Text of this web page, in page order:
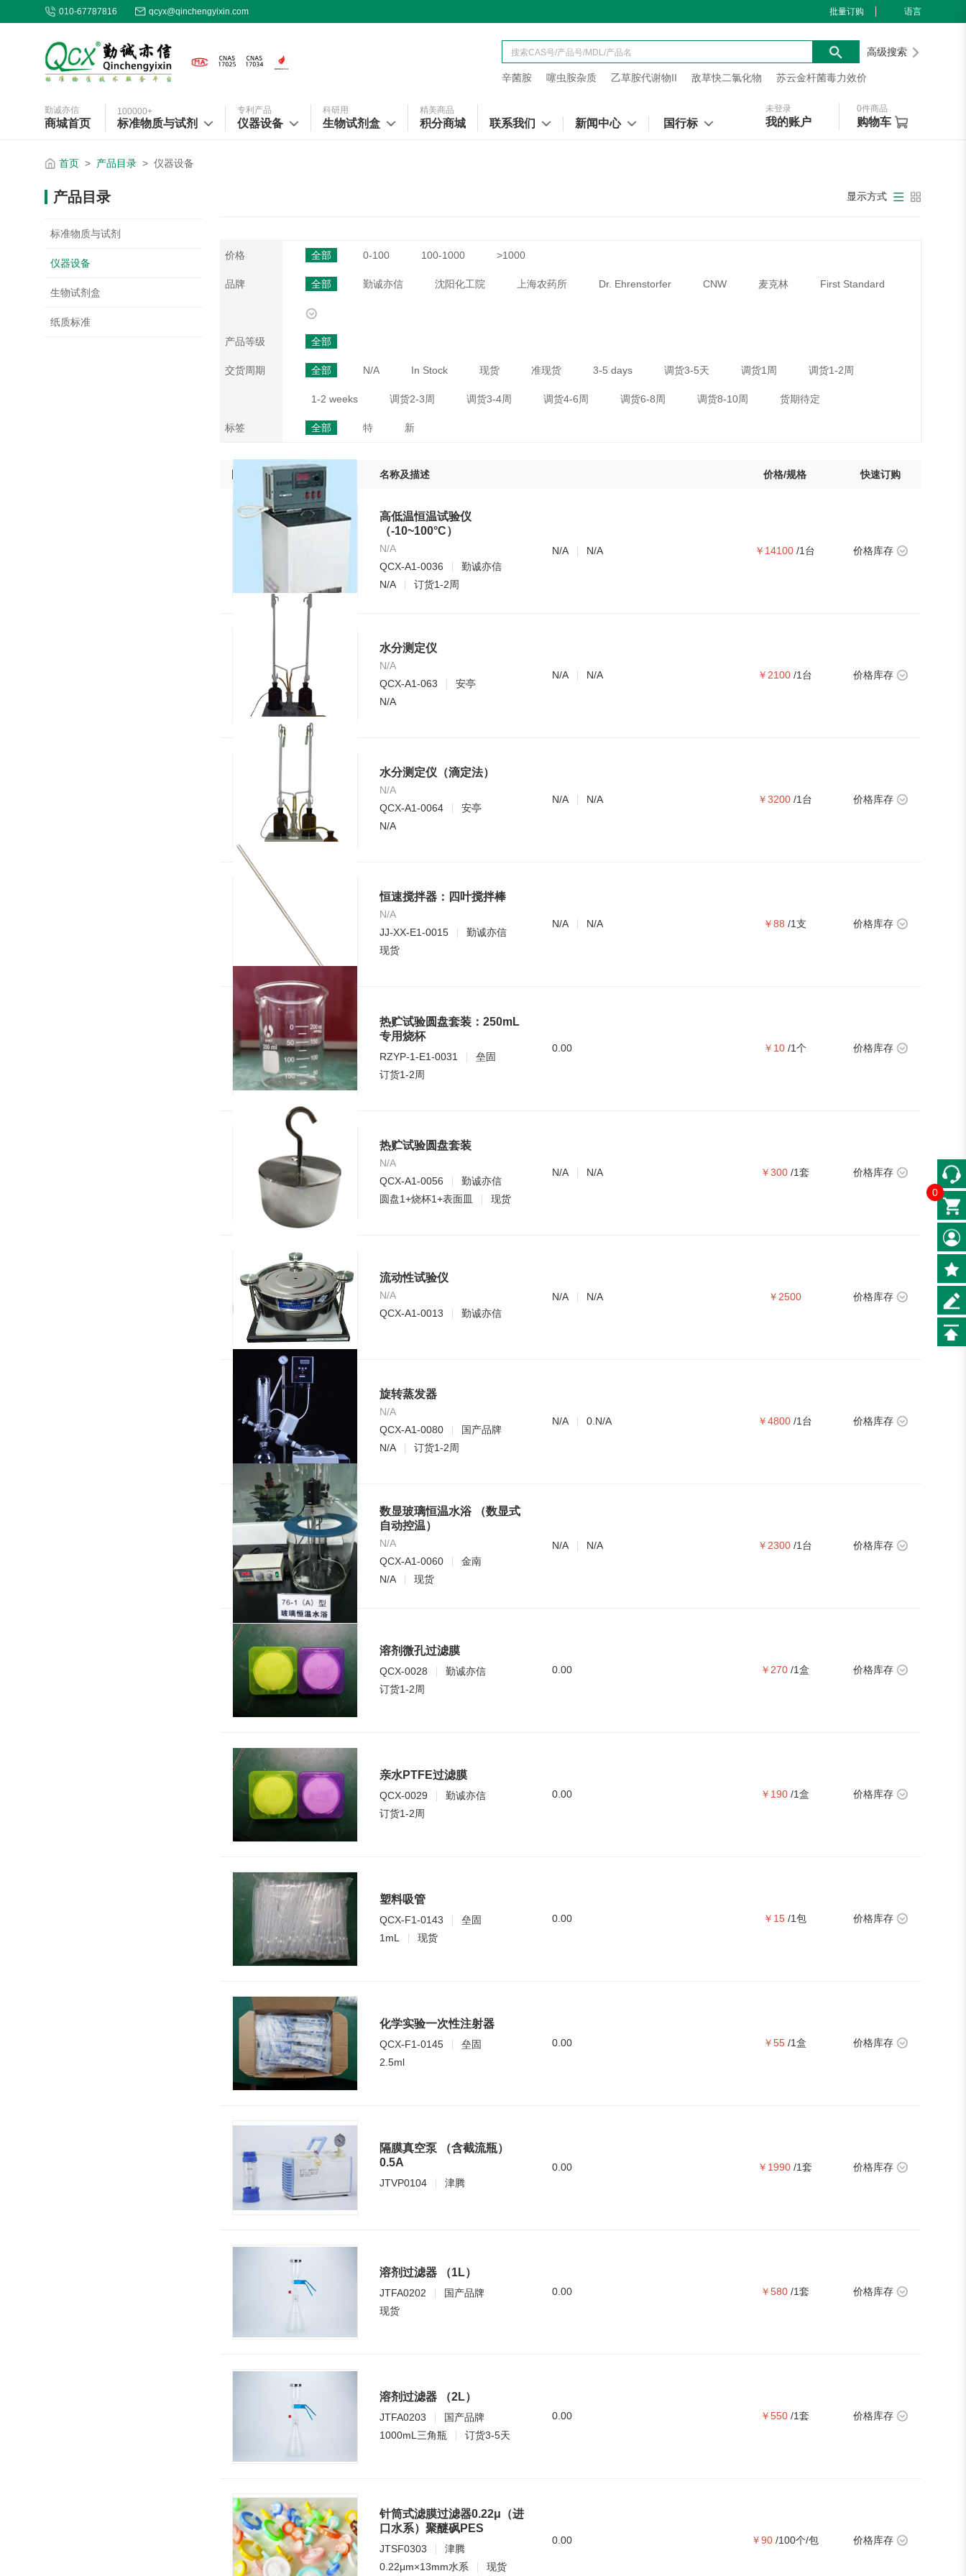
010-67787816 qcyx@qinchengyixin.com 批量订购 语言
高级搜索
辛菌胺 噻虫胺杂质 乙草胺代谢物II 敌草快二氯化物 苏云金杆菌毒力效价
勤诚亦信
商城首页
100000+
标准物质与试剂
专利产品
仪器设备
科研用
生物试剂盒
精美商品
积分商城 联系我们 新闻中心 国行标
未登录
我的账户
0件商品
购物车
首页 > 产品目录 > 仪器设备
产品目录
标准物质与试剂
仪器设备
生物试剂盒
纸质标准
显示方式
价格 全部 0-100 100-1000 >1000
品牌 全部 勤诚亦信 沈阳化工院 上海农药所 Dr. Ehrenstorfer CNW 麦克林 First Standard
产品等级 全部
交货周期 全部 N/A In Stock 现货 准现货 3-5 days 调货3-5天 调货1周 调货1-2周
1-2 weeks 调货2-3周 调货3-4周 调货4-6周 调货6-8周 调货8-10周 货期待定
标签 全部 特 新
名称及描述 价格/规格 快速订购
高低温恒温试验仪
（-10~100°C）
N/A
QCX-A1-0036
勤诚亦信
N/A
订货1-2周
N/A N/A ￥14100 /1台 价格库存
水分测定仪
N/A
QCX-A1-063
安亭
N/A
N/A N/A ￥2100 /1台 价格库存
水分测定仪（滴定法）
N/A
QCX-A1-0064
安亭
N/A
N/A N/A ￥3200 /1台 价格库存
恒速搅拌器：四叶搅拌棒
N/A
JJ-XX-E1-0015
勤诚亦信
现货
N/A N/A ￥88 /1支 价格库存
热贮试验圆盘套装：250mL
专用烧杯
RZYP-1-E1-0031
垒固
订货1-2周
0.00 ￥10 /1个 价格库存
热贮试验圆盘套装
N/A
QCX-A1-0056
勤诚亦信
圆盘1+烧杯1+表面皿
现货
N/A N/A ￥300 /1套 价格库存
流动性试验仪
N/A
QCX-A1-0013
勤诚亦信
N/A N/A ￥2500 价格库存
旋转蒸发器
N/A
QCX-A1-0080
国产品牌
N/A
订货1-2周
N/A 0.N/A ￥4800 /1台 价格库存
数显玻璃恒温水浴 （数显式
自动控温）
N/A
QCX-A1-0060
金南
N/A
现货
N/A N/A ￥2300 /1台 价格库存
溶剂微孔过滤膜
QCX-0028
勤诚亦信
订货1-2周
0.00 ￥270 /1盒 价格库存
亲水PTFE过滤膜
QCX-0029
勤诚亦信
订货1-2周
0.00 ￥190 /1盒 价格库存
塑料吸管
QCX-F1-0143
垒固
1mL
现货
0.00 ￥15 /1包 价格库存
化学实验一次性注射器
QCX-F1-0145
垒固
2.5ml
0.00 ￥55 /1盒 价格库存
隔膜真空泵 （含截流瓶）
0.5A
JTVP0104 津腾
0.00 ￥1990 /1套 价格库存
溶剂过滤器 （1L）
JTFA0202
国产品牌
现货
0.00 ￥580 /1套 价格库存
溶剂过滤器 （2L）
JTFA0203
国产品牌
1000mL三角瓶
订货3-5天
0.00 ￥550 /1套 价格库存
针筒式滤膜过滤器0.22μ（进
口水系）聚醚砜PES
JTSF0303
津腾
0.22μm×13mm水系
现货
0.00 ￥90 /100个/包 价格库存
0